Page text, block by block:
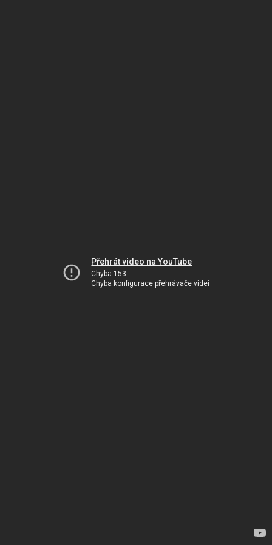
Přehrát video na YouTube
Chyba 153
Chyba konfigurace přehrávače videí